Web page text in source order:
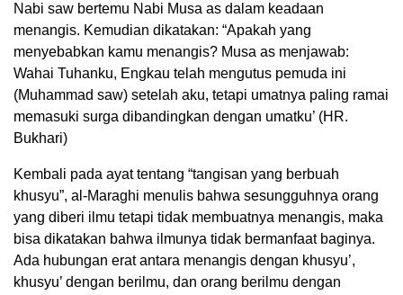
Nabi saw bertemu Nabi Musa as dalam keadaan
menangis. Kemudian dikatakan: “Apakah yang
menyebabkan kamu menangis? Musa as menjawab:
Wahai Tuhanku, Engkau telah mengutus pemuda ini
(Muhammad saw) setelah aku, tetapi umatnya paling ramai
memasuki surga dibandingkan dengan umatku’ (HR.
Bukhari)
Kembali pada ayat tentang “tangisan yang berbuah
khusyu”, al-Maraghi menulis bahwa sesungguhnya orang
yang diberi ilmu tetapi tidak membuatnya menangis, maka
bisa dikatakan bahwa ilmunya tidak bermanfaat baginya.
Ada hubungan erat antara menangis dengan khusyu’,
khusyu’ dengan berilmu, dan orang berilmu dengan